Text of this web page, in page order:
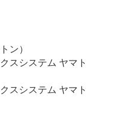
ン）
スシステム ヤマト
スシステム ヤマト